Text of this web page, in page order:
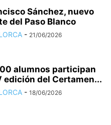
Sánchez, nuevo
del Paso Blanco
- 21/06/2026
alumnos participan
edición del Certamen...
- 18/06/2026